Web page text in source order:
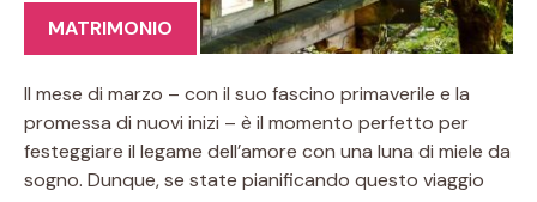
MATRIMONIO
Il mese di marzo – con il suo fascino primaverile e la
promessa di nuovi inizi – è il momento perfetto per
festeggiare il legame dell’amore con una luna di miele da
sogno. Dunque, se state pianificando questo viaggio